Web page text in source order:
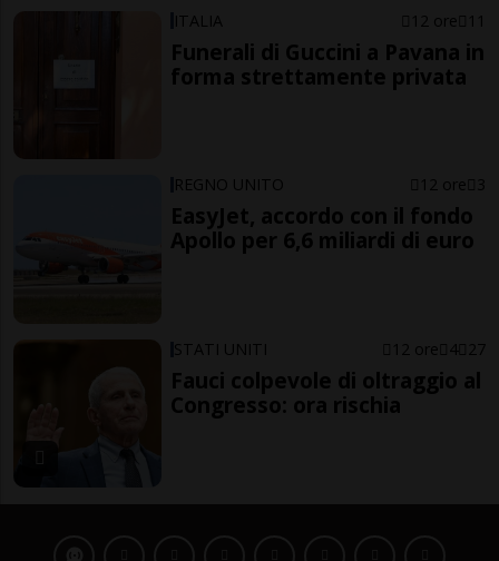
ITALIA 12 ore 11
Funerali di Guccini a Pavana in
forma strettamente privata
REGNO UNITO 12 ore 3
EasyJet, accordo con il fondo
Apollo per 6,6 miliardi di euro
STATI UNITI 12 ore 4 27
Fauci colpevole di oltraggio al
Congresso: ora rischia